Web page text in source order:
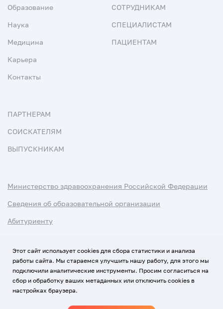
Образование
Наука
Медицина
Карьера
Контакты
СОТРУДНИКАМ
СПЕЦИАЛИСТАМ
ПАЦИЕНТАМ
ПАРТНЕРАМ
СОИСКАТЕЛЯМ
ВЫПУСКНИКАМ
Министерство здравоохранения Российской Федерации
Сведения об образовательной организации
Абитуриенту
Использование Cookies
Политика обработки персональных данных
Этот сайт использует cookies для сбора статистики и анализа
работы сайта. Мы стараемся улучшить нашу работу, для этого мы
подключили аналитические инструменты. Просим согласиться на
сбор и обработку ваших метаданных или отключить cookies в
настройках браузера.